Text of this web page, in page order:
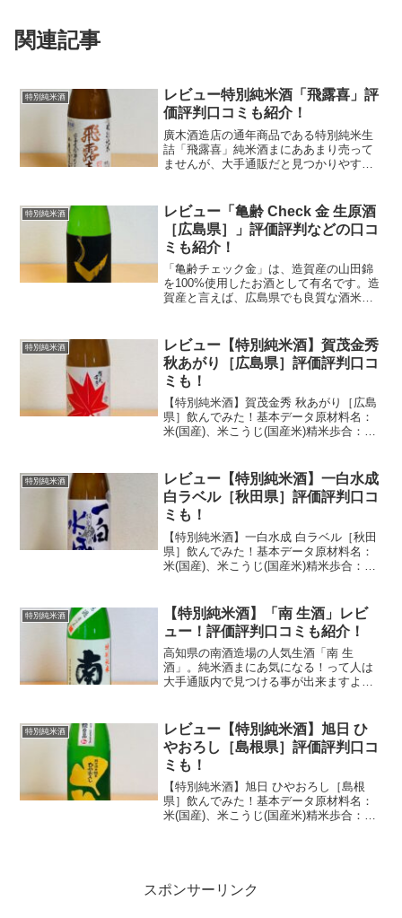
関連記事
特別純米酒
レビュー特別純米酒「飛露喜」評
価評判口コミも紹介！
廣木酒造店の通年商品である特別純米生
詰「飛露喜」純米酒まにああまり売って
ませんが、大手通販だと見つかりやすい
料名：米(国産)、米こうじ(国産米)精米歩
合：55%アルコー...
特別純米酒
レビュー「亀齢 Check 金 生原酒
［広島県］」評価評判などの口コ
ミも紹介！
「亀齢チェック金」は、造賀産の山田錦
を100%使用したお酒として有名です。造
賀産と言えば、広島県でも良質な酒米が
［広島県］」のレビューや評価評判口コ
ミについて...
特別純米酒
レビュー【特別純米酒】賀茂金秀
秋あがり［広島県］評価評判口コ
ミも！
【特別純米酒】賀茂金秀 秋あがり［広島
県］飲んでみた！基本データ原材料名：
米(国産)、米こうじ(国産米)精米歩合：麹
※1,595円(税込/1800ml)私の感想・味...
特別純米酒
レビュー【特別純米酒】一白水成
白ラベル［秋田県］評価評判口コ
ミも！
【特別純米酒】一白水成 白ラベル［秋田
県］飲んでみた！基本データ原材料名：
米(国産)、米こうじ(国産米)精米歩合：麹
米：酒こまち酒蔵：禄寿酒造購入価格：
2,5...
特別純米酒
【特別純米酒】「南 生酒」レビ
ュー！評価評判口コミも紹介！
高知県の南酒造場の人気生酒「南 生
酒」。純米酒まにあ気になる！って人は
大手通販内で見つける事が出来ますよ！
米(国産)、米こうじ(国産米)精米歩合：
60%アルコール度数...
特別純米酒
レビュー【特別純米酒】旭日 ひ
やおろし［島根県］評価評判口コ
ミも！
【特別純米酒】旭日 ひやおろし［島根
県］飲んでみた！基本データ原材料名：
米(国産)、米こうじ(国産米)精米歩合：
スポンサーリンク